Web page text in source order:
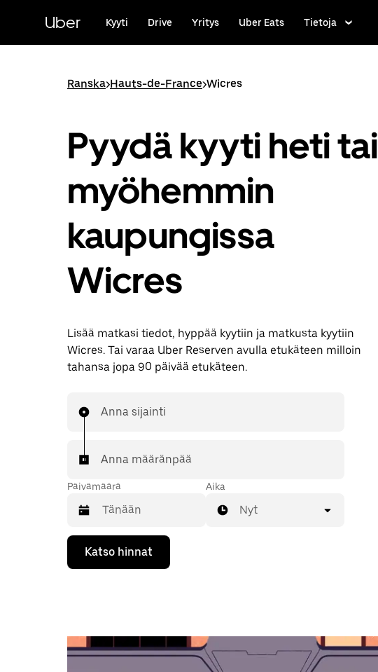
pääsisältöön
Uber Kyyti Drive Yritys Uber Eats Tietoja
Ranska>Hauts-de-France>Wicres
Pyydä kyyti heti tai
myöhemmin
kaupungissa
Wicres
Lisää matkasi tiedot, hyppää kyytiin ja matkusta kyytiin
Wicres. Tai varaa Uber Reserven avulla etukäteen milloin
tahansa jopa 90 päivää etukäteen.
Anna sijainti
Anna määränpää
Päivämäärä
Valitse
päivämäärä
kalenterissa
Esc-
painikkeella.
Aika
Nyt
Katso hinnat